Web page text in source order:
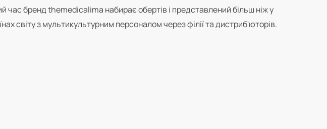
час бренд themedicalima набирає обертів і представлений більш ніж у
світу з мультикультурним персоналом через філії та дистриб'юторів.